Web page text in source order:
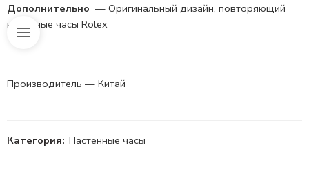
Дополнительно — Оригинальный дизайн, повторяющий
наручные часы Rolex
Производитель — Китай
Категория: Настенные часы